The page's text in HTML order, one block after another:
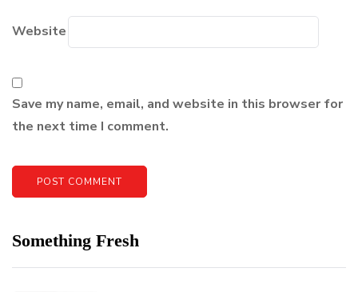
Website
Save my name, email, and website in this browser for
the next time I comment.
Something Fresh